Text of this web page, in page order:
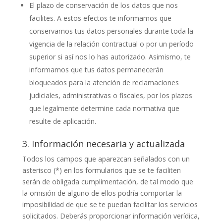
El plazo de conservación de los datos que nos
facilites. A estos efectos te informamos que
conservamos tus datos personales durante toda la
vigencia de la relación contractual o por un período
superior si así nos lo has autorizado. Asimismo, te
informamos que tus datos permanecerán
bloqueados para la atención de reclamaciones
judiciales, administrativas o fiscales, por los plazos
que legalmente determine cada normativa que
resulte de aplicación.
3. Información necesaria y actualizada
Todos los campos que aparezcan señalados con un
asterisco (*) en los formularios que se te faciliten
serán de obligada cumplimentación, de tal modo que
la omisión de alguno de ellos podría comportar la
imposibilidad de que se te puedan facilitar los servicios
solicitados. Deberás proporcionar información verídica,